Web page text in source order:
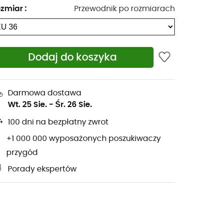
: Przewodnik po rozmiarach
Dodaj do koszyka
Darmowa dostawa
Wt. 25 Sie. - Śr. 26 Sie.
100 dni na bezpłatny zwrot
+1 000 000 wyposażonych poszukiwaczy
przygód
Porady ekspertów